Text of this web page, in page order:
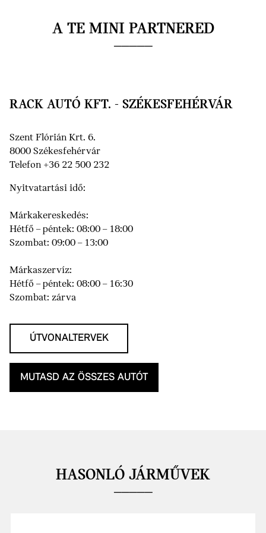
A TE MINI PARTNERED
RACK AUTÓ KFT. - SZÉKESFEHÉRVÁR
Szent Flórián Krt. 6.
8000 Székesfehérvár
Telefon +36 22 500 232
Nyitvatartási idő:
Márkakereskedés:
Hétfő – péntek: 08:00 – 18:00
Szombat: 09:00 – 13:00
Márkaszervíz:
Hétfő – péntek: 08:00 – 16:30
Szombat: zárva
ÚTVONALTERVEK
MUTASD AZ ÖSSZES AUTÓT
HASONLÓ JÁRMŰVEK